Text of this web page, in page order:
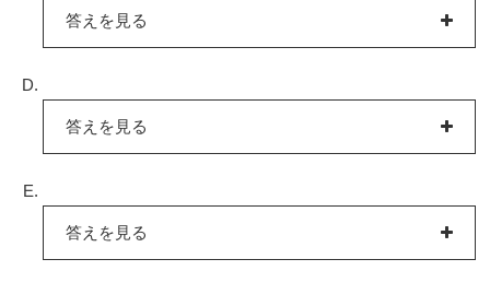
答えを見る
答えを見る
答えを見る